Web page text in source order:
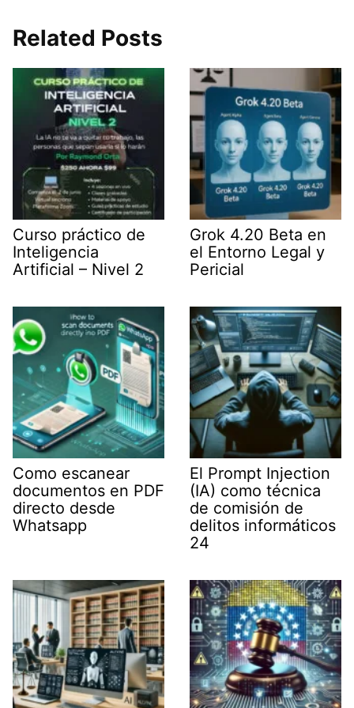
i
t
e
r
)
e
d
n
p
m
Related Posts
Curso práctico de
Inteligencia
Artificial – Nivel 2
Grok 4.20 Beta en
el Entorno Legal y
Pericial
Como escanear
documentos en PDF
directo desde
Whatsapp
El Prompt Injection
(IA) como técnica
de comisión de
delitos informáticos
24